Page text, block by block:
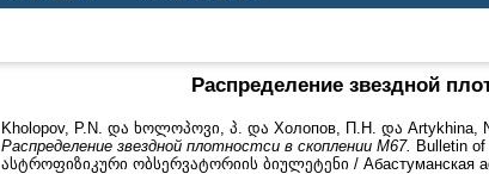
Распределение звездной
Kholopov, P.N. და ხოლოპოვი, პ. და Холопов, П.Н. და Artykhina,
Распределение звездной плотностси в скоплении М67. Bulletin
ასტროფიზიკური ობსერვატორიის ბიულეტენი / Абастуманская